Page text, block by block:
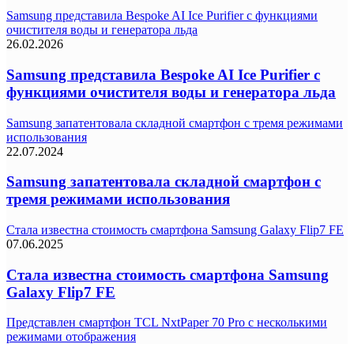
Samsung представила Bespoke AI Ice Purifier с функциями
очистителя воды и генератора льда
26.02.2026
Samsung представила Bespoke AI Ice Purifier с
функциями очистителя воды и генератора льда
Samsung запатентовала складной смартфон с тремя режимами
использования
22.07.2024
Samsung запатентовала складной смартфон с
тремя режимами использования
Стала известна стоимость смартфона Samsung Galaxy Flip7 FE
07.06.2025
Стала известна стоимость смартфона Samsung
Galaxy Flip7 FE
Представлен смартфон TCL NxtPaper 70 Pro с несколькими
режимами отображения